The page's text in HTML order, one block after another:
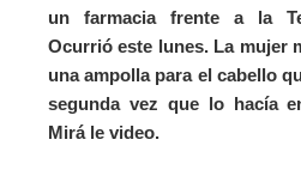
un farmacia frente a la
Ocurrió este lunes. La mujer
una ampolla para el cabello
segunda vez que lo hacía
Mirá le video.